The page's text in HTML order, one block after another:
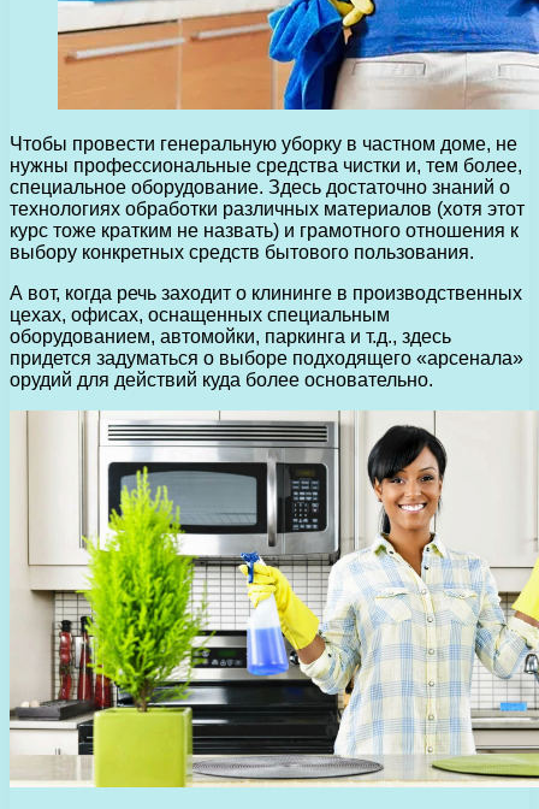
Чтобы провести генеральную уборку в частном доме, не
нужны профессиональные средства чистки и, тем более,
специальное оборудование. Здесь достаточно знаний о
технологиях обработки различных материалов (хотя этот
курс тоже кратким не назвать) и грамотного отношения к
выбору конкретных средств бытового пользования.
А вот, когда речь заходит о клининге в производственных
цехах, офисах, оснащенных специальным
оборудованием, автомойки, паркинга и т.д., здесь
придется задуматься о выборе подходящего «арсенала»
орудий для действий куда более основательно.